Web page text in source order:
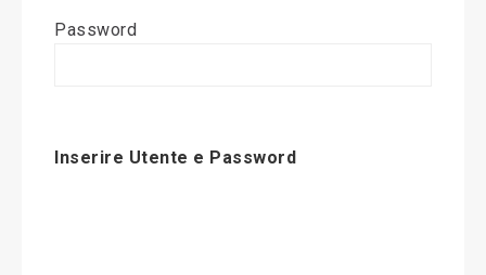
Modifica News
Password
Inserire Utente e Password